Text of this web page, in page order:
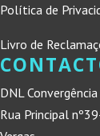
Política de
Livro de
DNL Convergência
Rua Principal